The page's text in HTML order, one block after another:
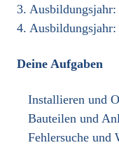
3.
4.
Deine Aufgaben
Installieren und
Bauteilen und
Fehlersuche und